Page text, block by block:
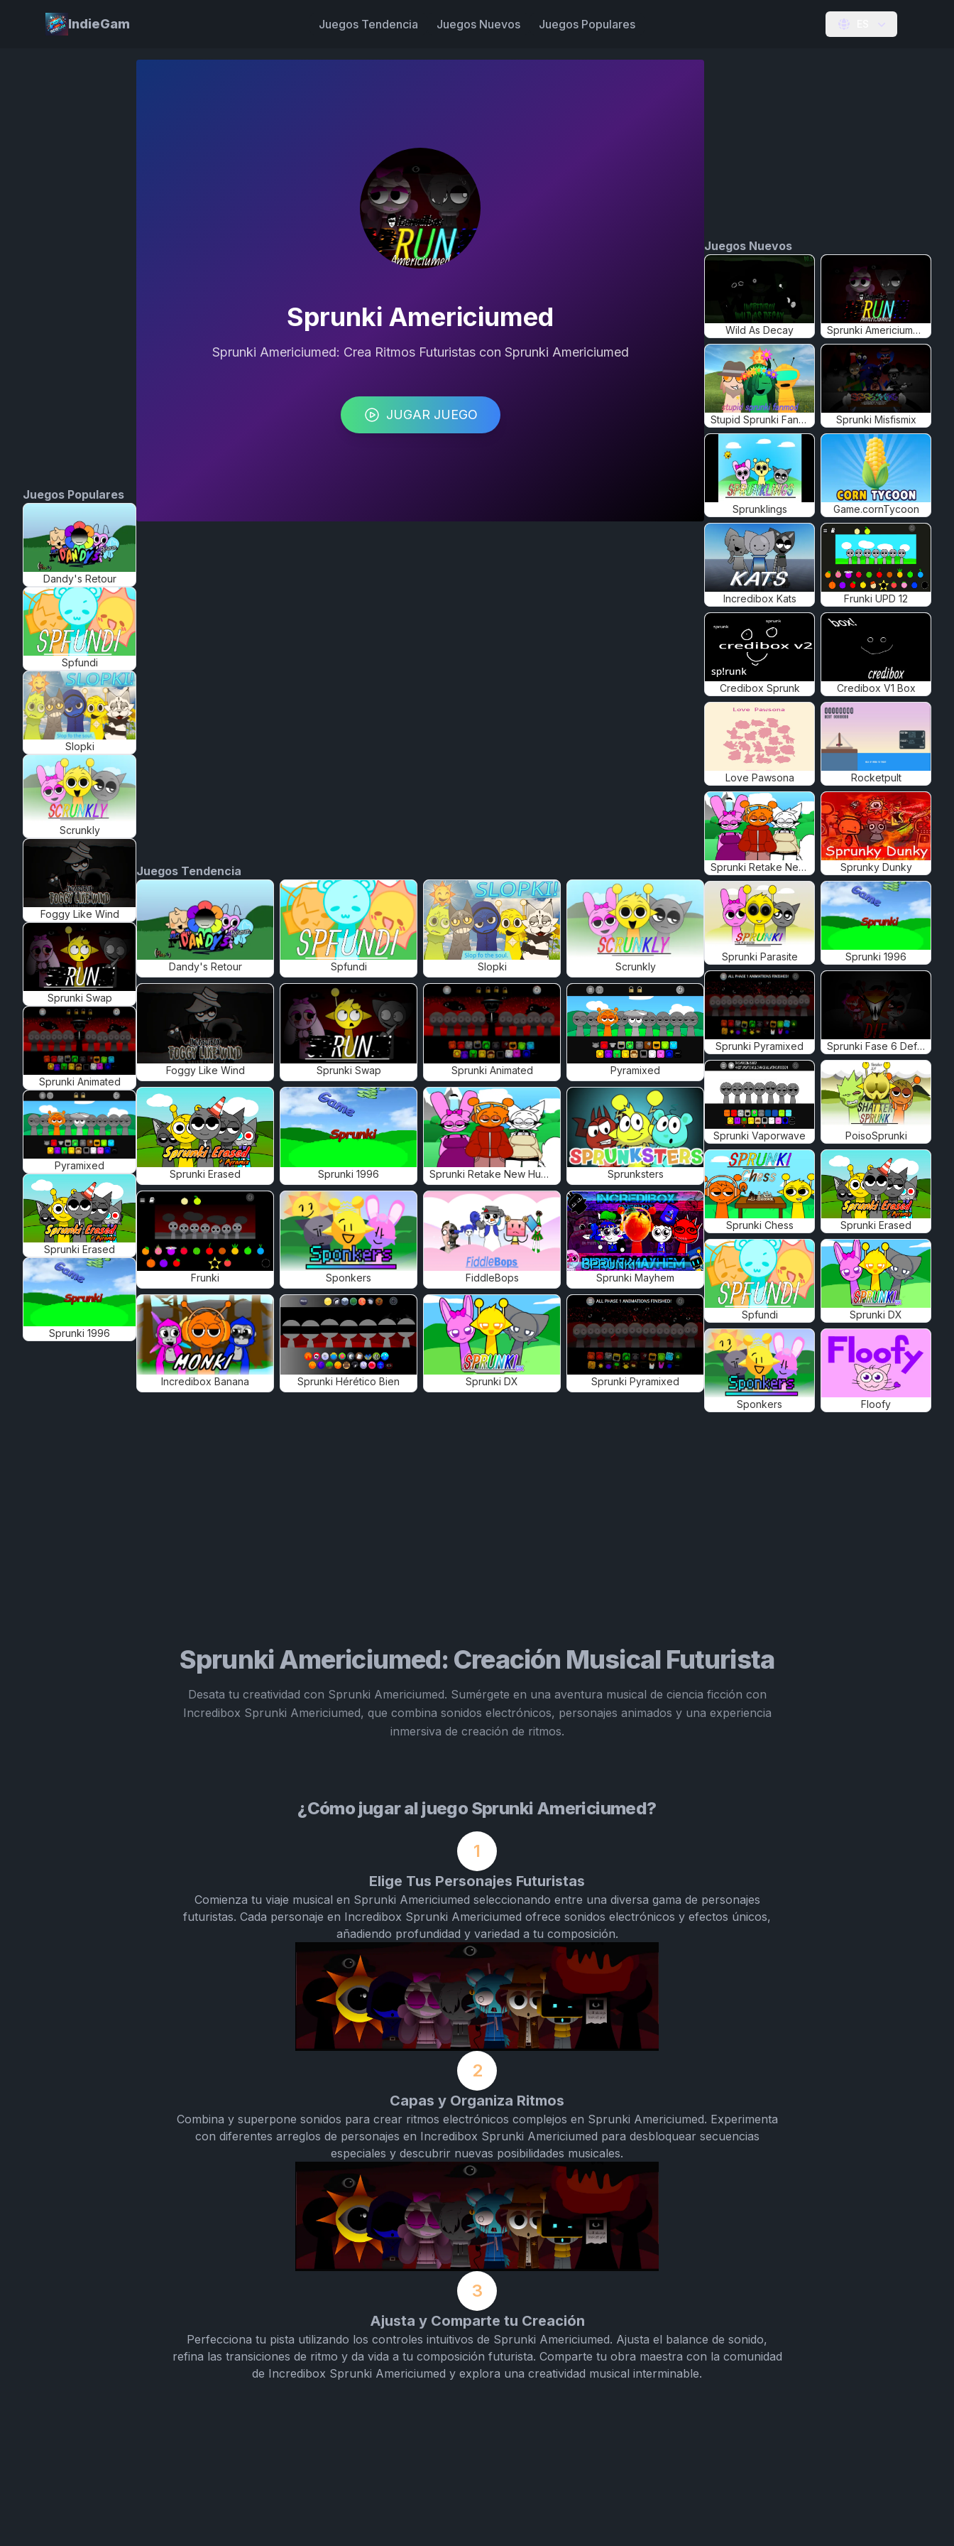
IndieGam Juegos Tendencia Juegos Nuevos Juegos Populares
Juegos Populares
Dandy's Retour
Spfundi
Slopki
Scrunkly
Foggy Like Wind
Sprunki Swap
Sprunki Animated
Pyramixed
Sprunki Erased
Sprunki 1996
Sprunki Americiumed
Sprunki Americiumed: Crea Ritmos Futuristas con Sprunki Americiumed
JUGAR JUEGO
Juegos Tendencia
Dandy's Retour Spfundi Slopki Scrunkly
Foggy Like Wind Sprunki Swap Sprunki Animated Pyramixed
Sprunki Erased Sprunki 1996 Sprunki Retake New Human Sprunksters
Frunki Sponkers FiddleBops Sprunki Mayhem
Incredibox Banana Sprunki Hérético Bien Sprunki DX Sprunki Pyramixed
Juegos Nuevos
Wild As Decay Sprunki Americiumed
Stupid Sprunki Fanmod Sprunki Misfismix
Sprunklings Game.cornTycoon
Incredibox Kats Frunki UPD 12
Credibox Sprunk Credibox V1 Box
Love Pawsona Rocketpult
Sprunki Retake New Human Sprunky Dunky
Sprunki Parasite Sprunki 1996
Sprunki Pyramixed Sprunki Fase 6 Definitiva
Sprunki Vaporwave PoisoSprunki
Sprunki Chess Sprunki Erased
Spfundi Sprunki DX
Sponkers Floofy
Sprunki Americiumed: Creación Musical Futurista
Desata tu creatividad con Sprunki Americiumed. Sumérgete en una aventura musical de ciencia ficción con
Incredibox Sprunki Americiumed, que combina sonidos electrónicos, personajes animados y una experiencia
inmersiva de creación de ritmos.
¿Cómo jugar al juego Sprunki Americiumed?
1
Elige Tus Personajes Futuristas
Comienza tu viaje musical en Sprunki Americiumed seleccionando entre una diversa gama de personajes
futuristas. Cada personaje en Incredibox Sprunki Americiumed ofrece sonidos electrónicos y efectos únicos,
añadiendo profundidad y variedad a tu composición.
2
Capas y Organiza Ritmos
Combina y superpone sonidos para crear ritmos electrónicos complejos en Sprunki Americiumed. Experimenta
con diferentes arreglos de personajes en Incredibox Sprunki Americiumed para desbloquear secuencias
especiales y descubrir nuevas posibilidades musicales.
3
Ajusta y Comparte tu Creación
Perfecciona tu pista utilizando los controles intuitivos de Sprunki Americiumed. Ajusta el balance de sonido,
refina las transiciones de ritmo y da vida a tu composición futurista. Comparte tu obra maestra con la comunidad
de Incredibox Sprunki Americiumed y explora una creatividad musical interminable.